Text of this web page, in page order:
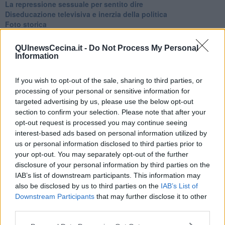
QUInewsCecina.it - Do Not Process My Personal
Information
If you wish to opt-out of the sale, sharing to third parties, or
processing of your personal or sensitive information for
targeted advertising by us, please use the below opt-out
section to confirm your selection. Please note that after your
opt-out request is processed you may continue seeing
interest-based ads based on personal information utilized by
us or personal information disclosed to third parties prior to
your opt-out. You may separately opt-out of the further
disclosure of your personal information by third parties on the
IAB’s list of downstream participants. This information may
also be disclosed by us to third parties on the IAB’s List of
Downstream Participants that may further disclose it to other
La repressione sessuale per sentito dire
Diseducazione televisiva e inerzia della politica
Foto storica
Nostalgia del sangue blu
Teste calde
Da Capodanno a Carnevale
Schizzi di fango
Sor-riso amaro
Fine anno al ristorante
La festa di Capodanno
Natale 2024
Re e regnanti
A noi interessa il dito non la luna
Come rubare allo stato e vivere felici
Una performance
Il compagno
​Io (allo specchio)
Passato, presente, futuro